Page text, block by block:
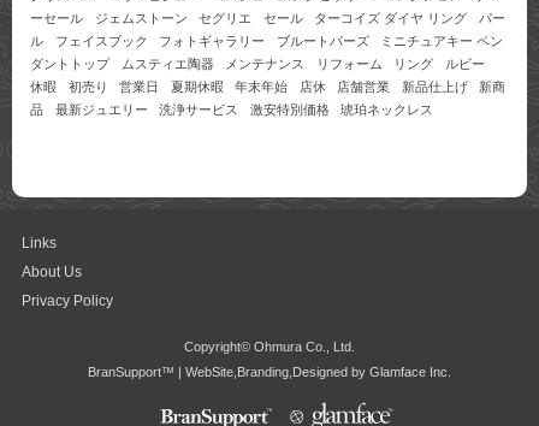
ーセール
ジェムストーン セグリエ セール ターコイズ ダイヤ リング
パー
ル
フェイスブック フォトギャラリー ブルートパーズ
ミニチュアキー ペン
ダントトップ
ムスティエ陶器 メンテナンス リフォーム リング
ルビー
休暇
初売り 営業日 夏期休暇 年末年始 店休 店舗営業 新品仕上げ
新商
品
最新ジュエリー 洗浄サービス 激安特別価格 琥珀ネックレス
Links
About Us
Privacy Policy
Copyright© Ohmura Co., Ltd.
BranSupport™ | WebSite,Branding,Designed by Glamface Inc.